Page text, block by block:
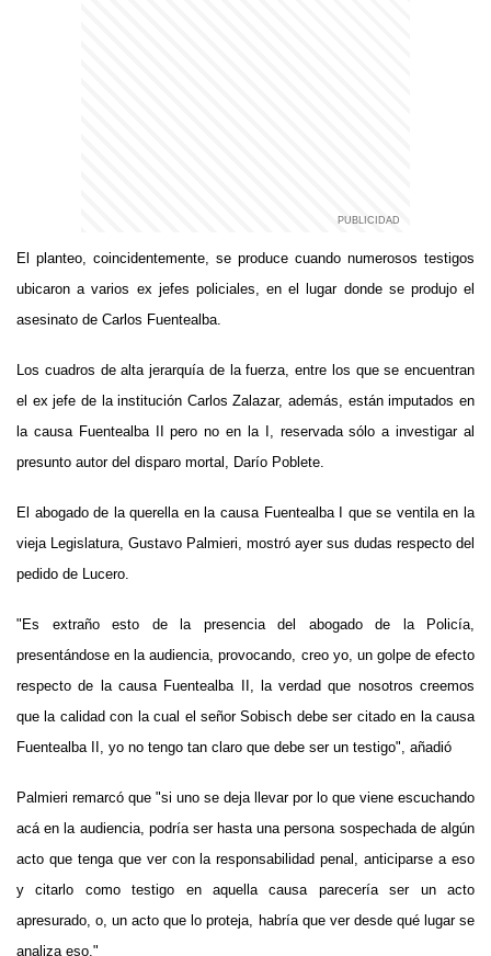
El planteo, coincidentemente, se produce cuando numerosos testigos
ubicaron a varios ex jefes policiales, en el lugar donde se produjo el
asesinato de Carlos Fuentealba.
Los cuadros de alta jerarquía de la fuerza, entre los que se encuentran
el ex jefe de la institución Carlos Zalazar, además, están imputados en
la causa Fuentealba II pero no en la I, reservada sólo a investigar al
presunto autor del disparo mortal, Darío Poblete.
El abogado de la querella en la causa Fuentealba I que se ventila en la
vieja Legislatura, Gustavo Palmieri, mostró ayer sus dudas respecto del
pedido de Lucero.
"Es extraño esto de la presencia del abogado de la Policía,
presentándose en la audiencia, provocando, creo yo, un golpe de efecto
respecto de la causa Fuentealba II, la verdad que nosotros creemos
que la calidad con la cual el señor Sobisch debe ser citado en la causa
Fuentealba II, yo no tengo tan claro que debe ser un testigo", añadió
Palmieri remarcó que "si uno se deja llevar por lo que viene escuchando
acá en la audiencia, podría ser hasta una persona sospechada de algún
acto que tenga que ver con la responsabilidad penal, anticiparse a eso
y citarlo como testigo en aquella causa parecería ser un acto
apresurado, o, un acto que lo proteja, habría que ver desde qué lugar se
analiza eso."